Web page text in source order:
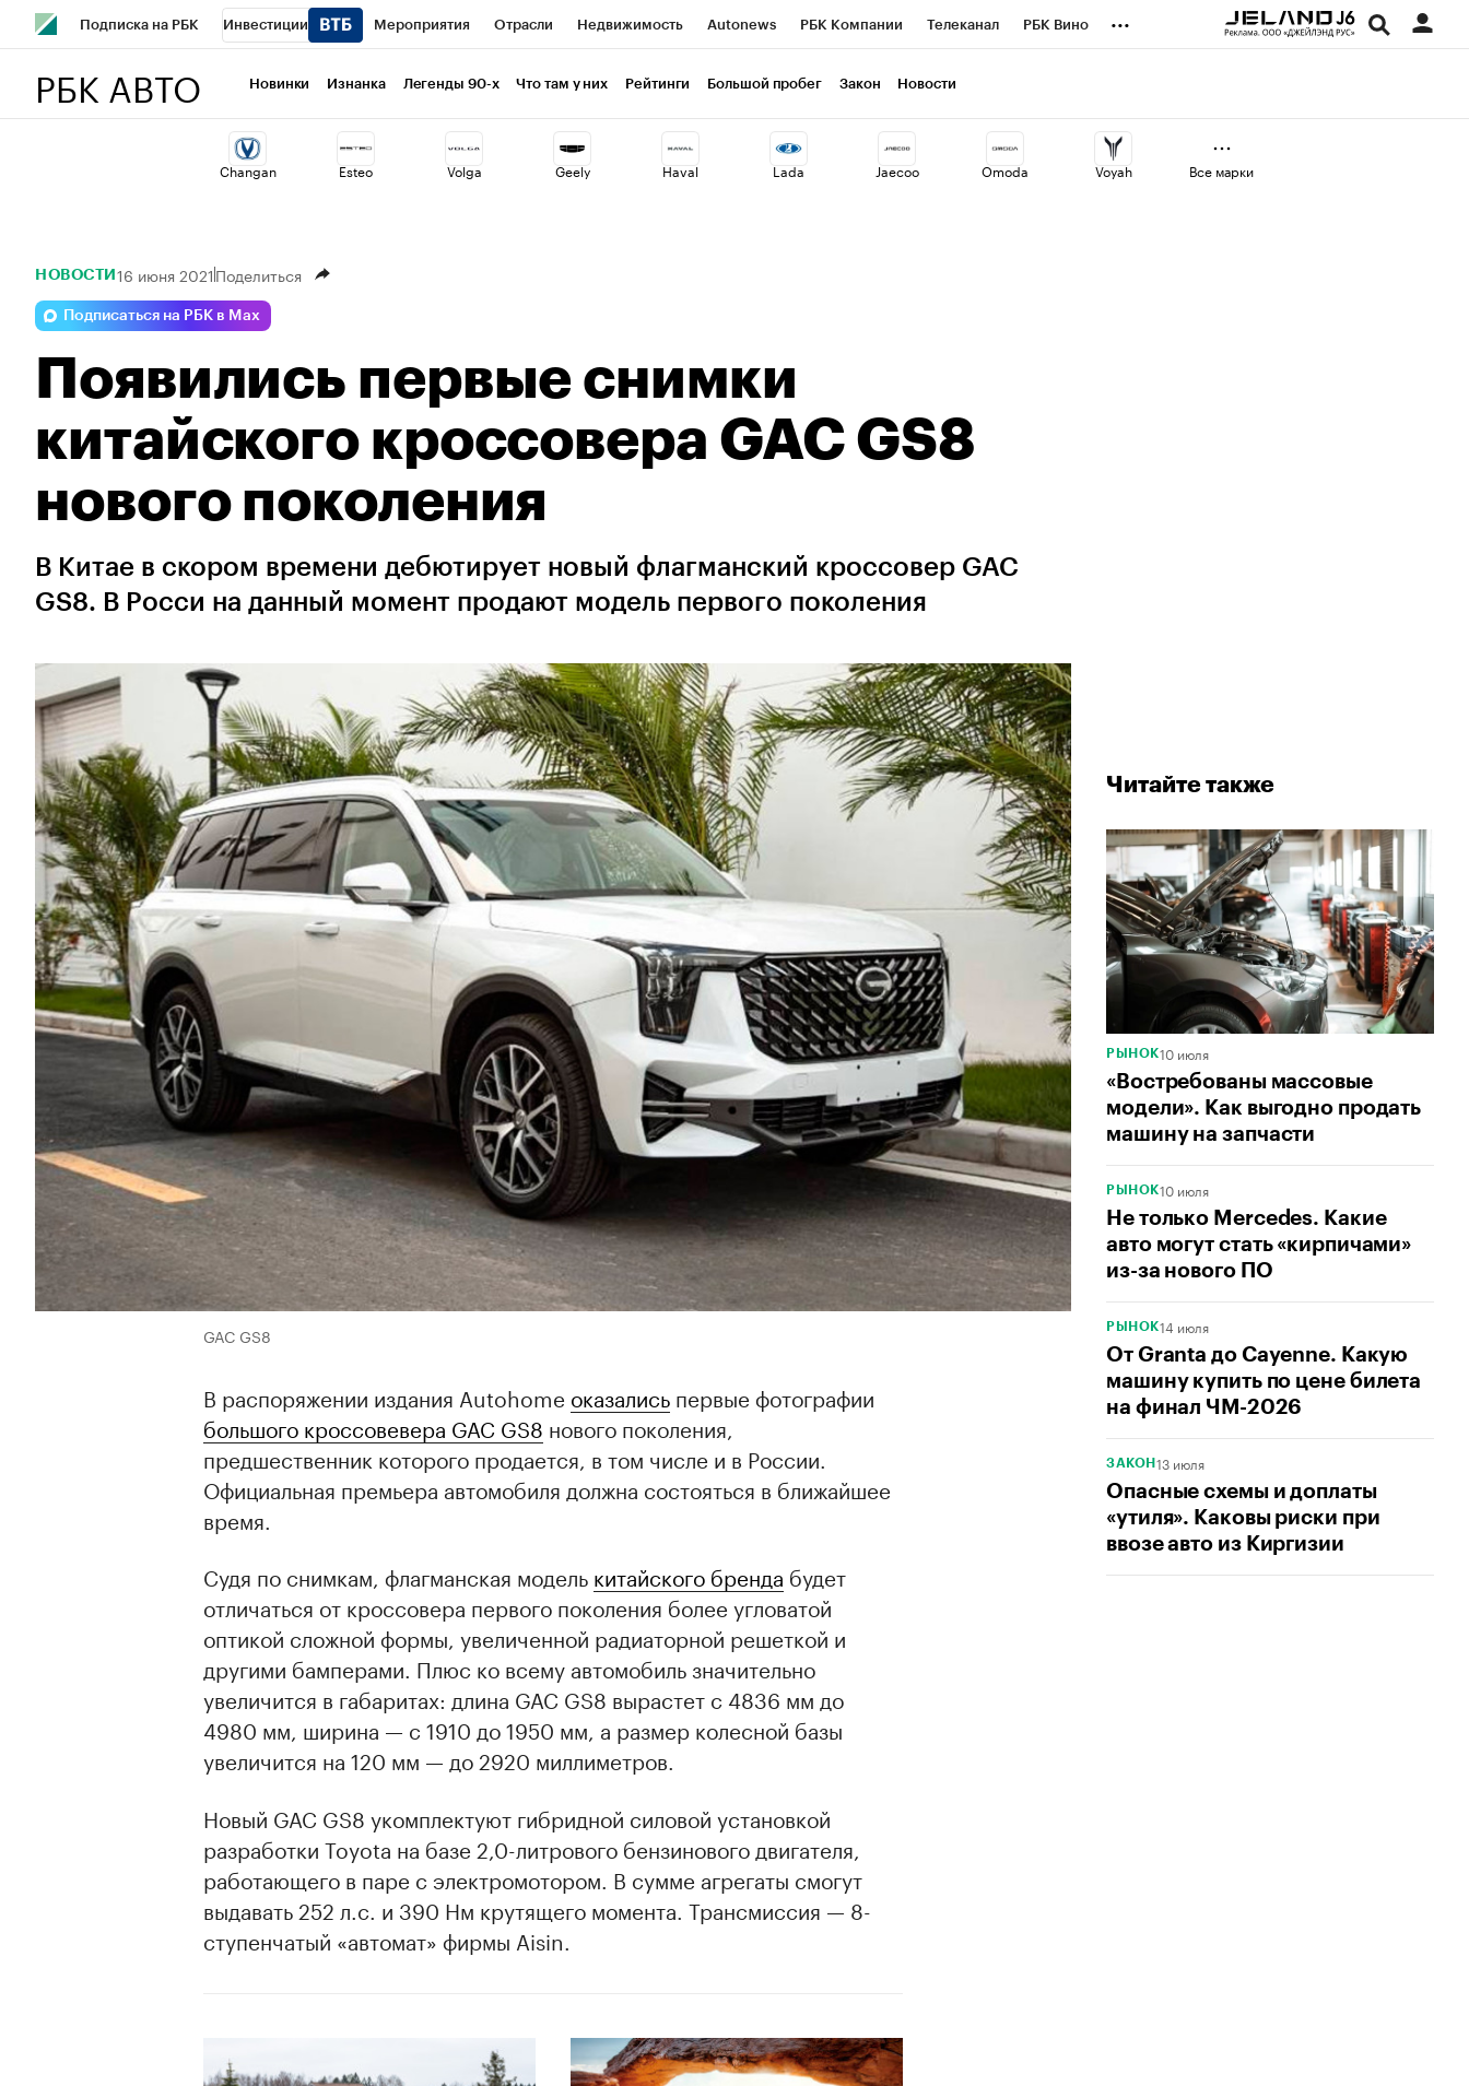
Подписка на РБК Инвестиции Мероприятия Отрасли Недвижимость Autonews РБК Компании Телеканал РБК Вино
Визионеры
Стиль Крипто РБК Бизнес-среда Дискуссионный клуб Исследования Кредитные рейтинги Франшизы Газета
Конференции СПб Спецпроекты Проверка контрагентов Экономика Бизнес
...
РБК АВТО Новинки Изнанка Легенды 90-х Что там у них Рейтинги Большой пробег Закон Новости
Changan Esteo Volga Geely Haval Lada Jaecoo Omoda Voyah Все марки
Читайте также
РЫНОК10 июля
«Востребованы массовые
модели». Как выгодно продать
машину на запчасти
РЫНОК10 июля
Не только Mercedes. Какие
авто могут стать «кирпичами»
из-за нового ПО
РЫНОК14 июля
От Granta до Cayenne. Какую
машину купить по цене билета
на финал ЧМ-2026
ЗАКОН 13 июля
Опасные схемы и доплаты
«утиля». Каковы риски при
ввозе авто из Киргизии
НОВОСТИ 16 июня 2021Поделиться
Подписаться на РБК в Max
Появились первые снимки
китайского кроссовера GAC GS8
нового поколения
В Китае в скором времени дебютирует новый флагманский кроссовер GAC
GS8. В Росси на данный момент продают модель первого поколения
GAC GS8
В распоряжении издания Autohome оказались первые фотографии
большого кроссовевера GAC GS8 нового поколения,
предшественник которого продается, в том числе и в России.
Официальная премьера автомобиля должна состояться в ближайшее
время.
Судя по снимкам, флагманская модель китайского бренда будет
отличаться от кроссовера первого поколения более угловатой
оптикой сложной формы, увеличенной радиаторной решеткой и
другими бамперами. Плюс ко всему автомобиль значительно
увеличится в габаритах: длина GAC GS8 вырастет с 4836 мм до
4980 мм, ширина — с 1910 до 1950 мм, а размер колесной базы
увеличится на 120 мм — до 2920 миллиметров.
Новый GAC GS8 укомплектуют гибридной силовой установкой
разработки Toyota на базе 2,0-литрового бензинового двигателя,
работающего в паре с электромотором. В сумме агрегаты смогут
выдавать 252 л.с. и 390 Нм крутящего момента. Трансмиссия — 8-
ступенчатый «автомат» фирмы Aisin.